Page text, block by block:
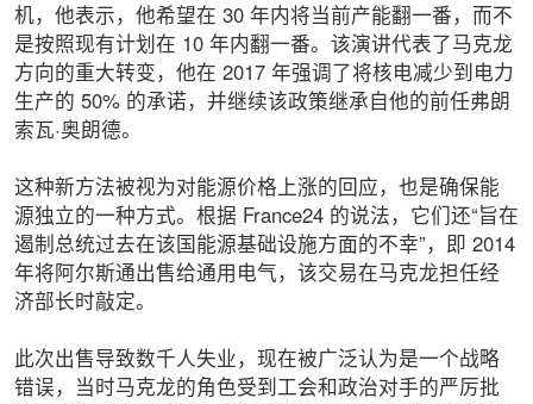
机，他表示，他希望在 30 年内将当前产能翻一番，而不
是按照现有计划在 10 年内翻一番。该演讲代表了马克龙
方向的重大转变，他在 2017 年强调了将核电减少到电力
生产的 50% 的承诺，并继续该政策继承自他的前任弗朗
索瓦·奥朗德。
这种新方法被视为对能源价格上涨的回应，也是确保能
源独立的一种方式。根据 France24 的说法，它们还“旨在
遏制总统过去在该国能源基础设施方面的不幸”，即 2014
年将阿尔斯通出售给通用电气，该交易在马克龙担任经
济部长时敲定。
此次出售导致数千人失业，现在被广泛认为是一个战略
错误，当时马克龙的角色受到工会和政治对手的严厉批